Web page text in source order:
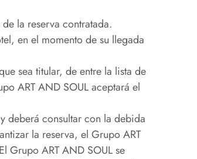
la reserva contratada.
en el momento de su llegada
sea titular, de entre la lista de
ART AND SOUL aceptará el
deberá consultar con la debida
la reserva, el Grupo ART
Grupo ART AND SOUL se